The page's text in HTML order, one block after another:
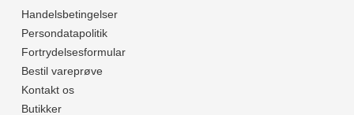
Handelsbetingelser
Persondatapolitik
Fortrydelsesformular
Bestil vareprøve
Kontakt os
Butikker